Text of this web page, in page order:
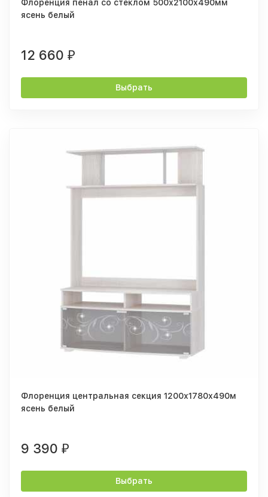
Флоренция пенал со стеклом 500х2100х490мм
ясень белый
12 660 ₽
Выбрать
Флоренция центральная секция 1200х1780х490м
ясень белый
9 390 ₽
Выбрать